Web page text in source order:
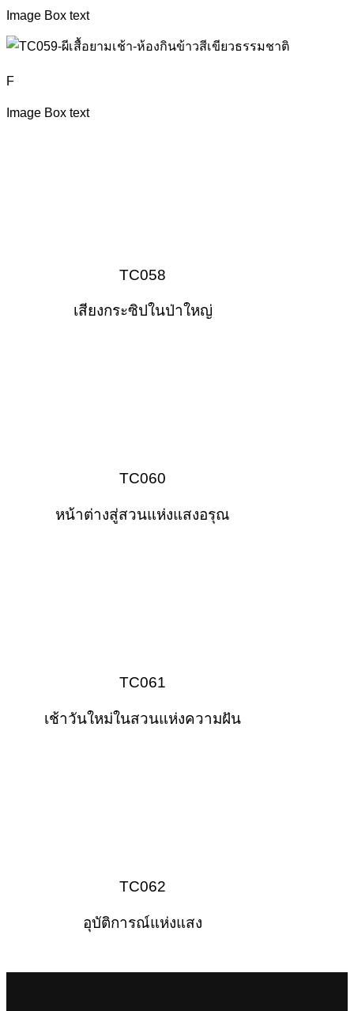
Image Box text
F
Image Box text
TC058
เสียงกระซิปในป่าใหญ่
TC060
หน้าต่างสู่สวนแห่งแสงอรุณ
TC061
เช้าวันใหม่ในสวนแห่งความฝัน
TC062
อุบัติการณ์แห่งแสง